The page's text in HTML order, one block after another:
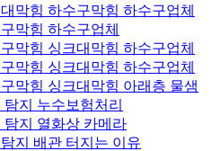
막힘 하수구막힘 하수구업체
막힘 하수구업체
막힘 싱크대막힘 하수구업체
막힘 싱크대막힘 하수구업체
막힘 싱크대막힘 아래층 물샘
지 누수보험처리
탐지 열화상 카메라
지 배관 터지는 이유